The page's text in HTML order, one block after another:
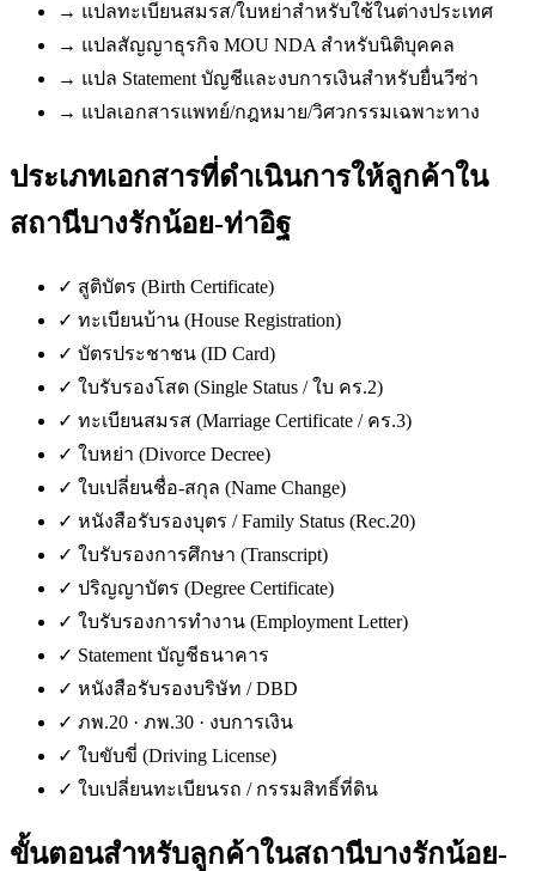
→ แปลทะเบียนสมรส/ใบหย่าสำหรับใช้ในต่างประเทศ
→ แปลสัญญาธุรกิจ MOU NDA สำหรับนิติบุคคล
→ แปล Statement บัญชีและงบการเงินสำหรับยื่นวีซ่า
→ แปลเอกสารแพทย์/กฎหมาย/วิศวกรรมเฉพาะทาง
ประเภทเอกสารที่ดำเนินการให้ลูกค้าใน
สถานีบางรักน้อย-ท่าอิฐ
✓ สูติบัตร (Birth Certificate)
✓ ทะเบียนบ้าน (House Registration)
✓ บัตรประชาชน (ID Card)
✓ ใบรับรองโสด (Single Status / ใบ คร.2)
✓ ทะเบียนสมรส (Marriage Certificate / คร.3)
✓ ใบหย่า (Divorce Decree)
✓ ใบเปลี่ยนชื่อ-สกุล (Name Change)
✓ หนังสือรับรองบุตร / Family Status (Rec.20)
✓ ใบรับรองการศึกษา (Transcript)
✓ ปริญญาบัตร (Degree Certificate)
✓ ใบรับรองการทำงาน (Employment Letter)
✓ Statement บัญชีธนาคาร
✓ หนังสือรับรองบริษัท / DBD
✓ ภพ.20 · ภพ.30 · งบการเงิน
✓ ใบขับขี่ (Driving License)
✓ ใบเปลี่ยนทะเบียนรถ / กรรมสิทธิ์ที่ดิน
ขั้นตอนสำหรับลูกค้าในสถานีบางรักน้อย-